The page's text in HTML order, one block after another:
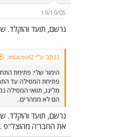
19/10/05
נרשם, תועד והוקלד.
נכתב ע"י mucool2:
הימור שלי: פתיחת התחנה -
מלינג, תוואי המסילה
הם לא ממהרים..
נרשם, תועד והוקלד.
את החבר'ה מהוצל"פ .